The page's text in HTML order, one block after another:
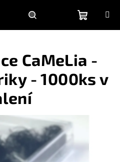
HľadaťPrihlásenie
košík
CaMeLia -
- 1000ks v